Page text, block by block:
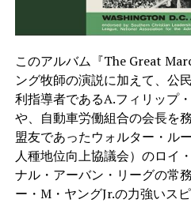
このアルバム『The Great
ング牧師の演説に加えて、公
利指導者であるA.フィリップ
や、自動車労働組合の会長を
盟友であったウォルター・ル
人種地位向上協議会）のロイ
ナル・アーバン・リーグの常
ー・M・ヤングJr.の力強いス